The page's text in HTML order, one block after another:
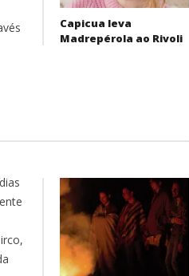
Capicua leva
Madrepérola ao Rivoli